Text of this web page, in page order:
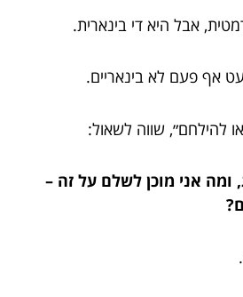
אבל היא די בינארית.
אף פעם לא בינאריים.
להילחם״, שווה לשאול:
ומה אני מוכן לשלם על זה –